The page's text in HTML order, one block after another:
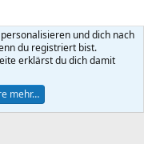
Hilfe
R
Ltd.
und dich nach
du registriert bist.
erklärst du dich damit
mehr…